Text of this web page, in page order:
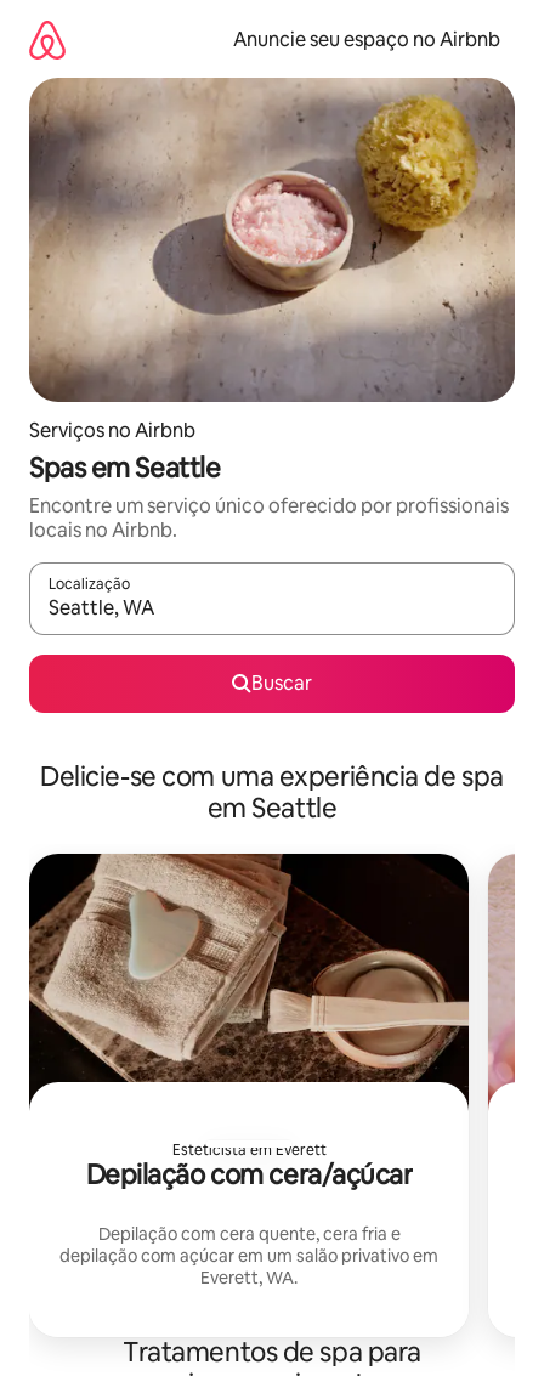
para
conteúdo
Anuncie seu espaço no Airbnb
Serviços no Airbnb
Spas em Seattle
Encontre um serviço único oferecido por profissionais
locais no Airbnb.
Localização
Quando os resultados estiverem disponíveis, explore-os
Buscar
Delicie-se com uma experiência de spa
em Seattle
Esteticista em Everett
Depilação com cera/açúcar
Depilação com cera quente, cera fria e
depilação com açúcar em um salão privativo em
Everett, WA.
Tratamentos de spa para